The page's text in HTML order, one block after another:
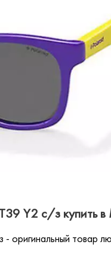
Y2 c/з купить
оригинальный товар